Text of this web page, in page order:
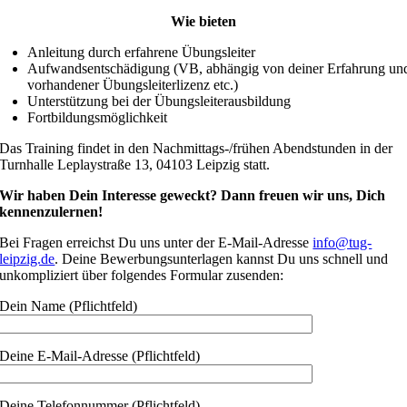
Wie bieten
Anleitung durch erfahrene Übungsleiter
Aufwandsentschädigung (VB, abhängig von deiner Erfahrung
vorhandener Übungsleiterlizenz etc.)
Unterstützung bei der Übungsleiterausbildung
Fortbildungsmöglichkeit
Das Training findet in den Nachmittags-/frühen Abendstunden in der
Turnhalle Leplaystraße 13, 04103 Leipzig statt.
Wir haben Dein Interesse geweckt? Dann freuen wir uns, Dich
kennenzulernen!
Bei Fragen erreichst Du uns unter der E-Mail-Adresseinfo@tug-
leipzig.de. Deine Bewerbungsunterlagen kannst Du uns schnell und
unkompliziert über folgendes Formular zusenden:
Dein Name (Pflichtfeld)
Deine E-Mail-Adresse (Pflichtfeld)